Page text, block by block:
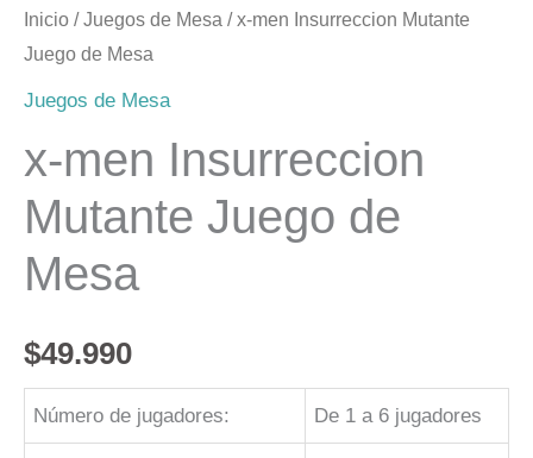
Inicio /Juegos de Mesa / x-men Insurreccion Mutante
Juego de Mesa
Juegos de Mesa
x-men Insurreccion
Mutante Juego de
Mesa
$49.990
Número de jugadores: De 1 a 6 jugadores
cantidad